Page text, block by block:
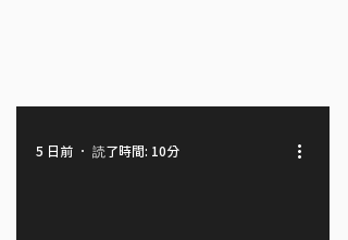
5 日前 読了時間: 10分